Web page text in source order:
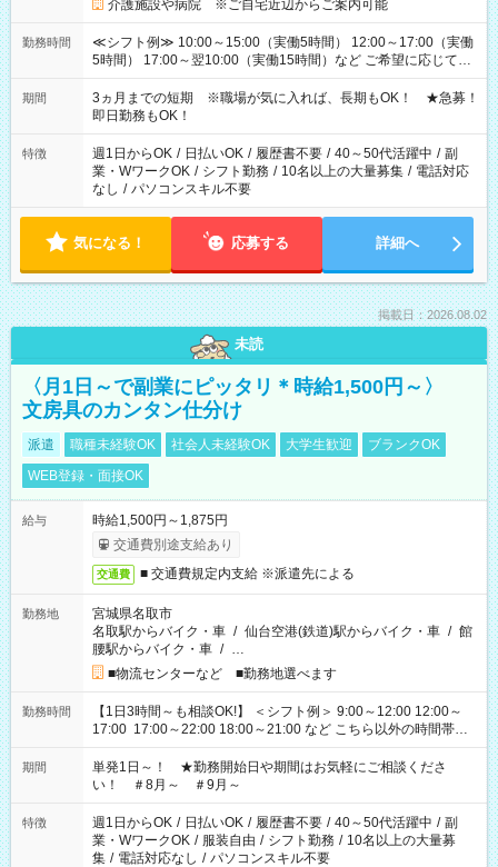
介護施設や病院 ※ご自宅近辺からご案内可能
勤務時間
≪シフト例≫ 10:00～15:00（実働5時間） 12:00～17:00（実働
5時間） 17:00～翌10:00（実働15時間）など ご希望に応じて、
働く時間は調整できます！ お気軽に担当へ相談ください！
期間
3ヵ月までの短期 ※職場が気に入れば、長期もOK！ ★急募！
即日勤務もOK！
特徴 週1日からOK / 日払いOK / 履歴書不要 / 40～50代活躍中 / 副
業・WワークOK / シフト勤務 / 10名以上の大量募集 / 電話対応
なし / パソコンスキル不要
気になる！ 応募する 詳細へ
掲載日：2026.08.02
未読
〈月1日～で副業にピッタリ＊時給1,500円～〉
文房具のカンタン仕分け
派遣 職種未経験OK 社会人未経験OK 大学生歓迎
ブランクOK
WEB登録・面接OK
給与
時給1,500円～1,875円
交通費別途支給あり
交通費 ■ 交通費規定内支給 ※派遣先による
勤務地
宮城県名取市
名取駅からバイク・車 / 仙台空港(鉄道)駅からバイク・車 / 館
腰駅からバイク・車 / …
■物流センターなど ■勤務地選べます
勤務時間
【1日3時間～も相談OK!】 ＜シフト例＞ 9:00～12:00 12:00～
17:00 17:00～22:00 18:00～21:00 など こちら以外の時間帯も
お気軽にご相談ください！
期間
単発1日～！ ★勤務開始日や期間はお気軽にご相談くださ
い！ ＃8月～ ＃9月～
特徴 週1日からOK / 日払いOK / 履歴書不要 / 40～50代活躍中 / 副
業・WワークOK / 服装自由 / シフト勤務 / 10名以上の大量募
集 / 電話対応なし / パソコンスキル不要